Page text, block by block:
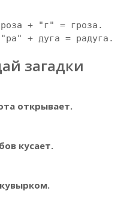
+ "г" = гроза.
+ дуга = радуга.
загадки
открывает.
кусает.